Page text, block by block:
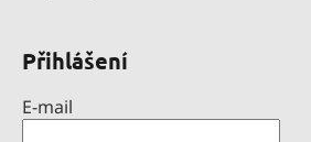
Přihlášení
E-mail